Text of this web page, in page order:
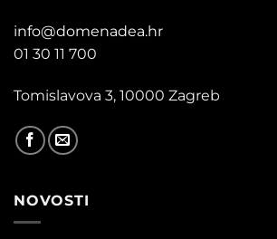
info@domenadea.hr
01 30 11 700
Tomislavova 3, 10000 Zagreb
NOVOSTI